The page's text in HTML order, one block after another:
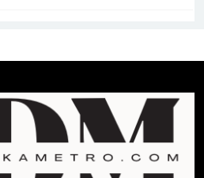
প্রথম শ্রেণি ছাড়া অন্য সব শ্রেণিতে
হবে ভর্তি পরীক্ষা: শিক্ষা মন্ত্রণালয়
কাউকে অসম্মান করতে নয়,